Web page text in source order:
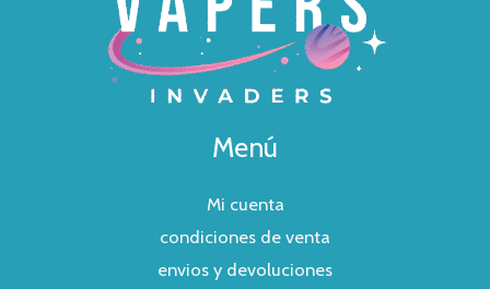
Menú
Mi cuenta
condiciones de venta
envios y devoluciones